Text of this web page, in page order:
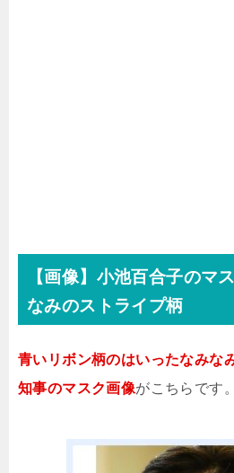
【画像】小池百合子のマ
なみのストライプ柄
青いリボン柄のはいったなみな
知事のマスク画像がこちらです。